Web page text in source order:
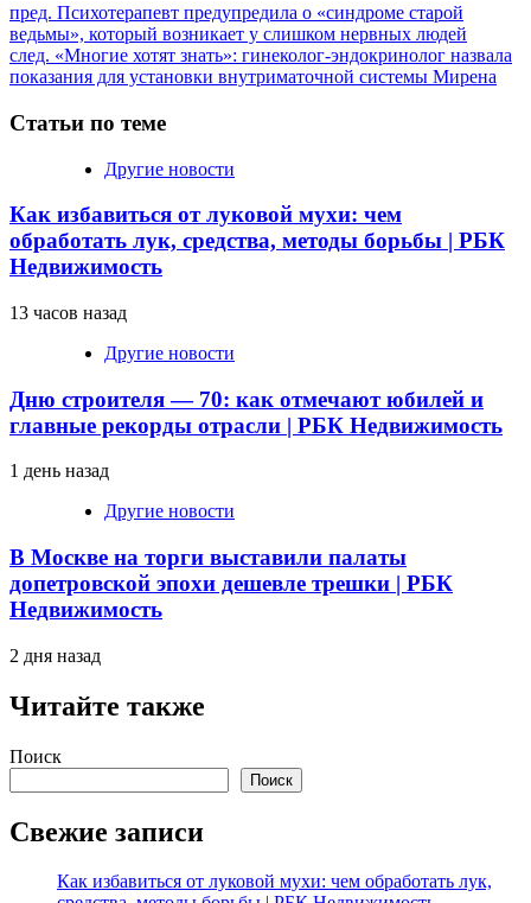
Продолжить
чтение
пред. Психотерапевт предупредила о «синдроме старой
ведьмы», который возникает у слишком нервных людей
след. «Многие хотят знать»: гинеколог-эндокринолог назвала
показания для установки внутриматочной системы Мирена
Статьи по теме
Другие новости
Как избавиться от луковой мухи: чем
обработать лук, средства, методы борьбы | РБК
Недвижимость
13 часов назад
Другие новости
Дню строителя — 70: как отмечают юбилей и
главные рекорды отрасли | РБК Недвижимость
1 день назад
Другие новости
В Москве на торги выставили палаты
допетровской эпохи дешевле трешки | РБК
Недвижимость
2 дня назад
Читайте также
Поиск
Поиск
Свежие записи
Как избавиться от луковой мухи: чем обработать лук,